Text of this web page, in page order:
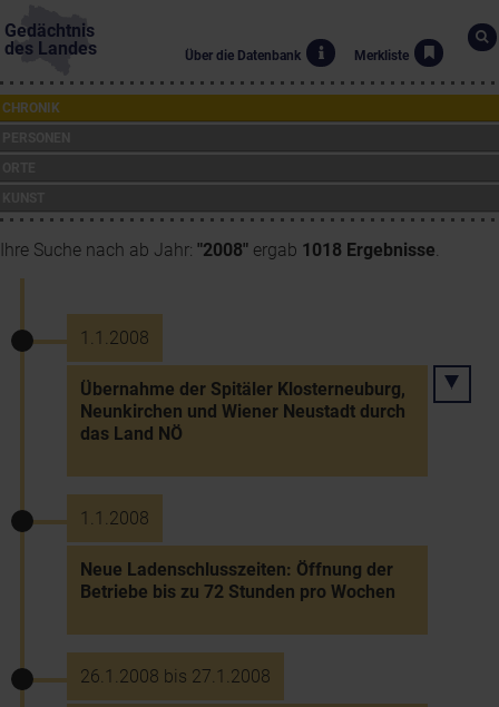
Gedächtnis
des Landes
Über die Datenbank Merkliste
CHRONIK
Ihre Suche nach ab Jahr: "2008" ergab 1018 Ergebnisse.
1.1.2008
Übernahme der Spitäler Klosterneuburg,
Neunkirchen und Wiener Neustadt durch
das Land NÖ
1.1.2008
Neue Ladenschlusszeiten: Öffnung der
Betriebe bis zu 72 Stunden pro Wochen
26.1.2008 bis 27.1.2008